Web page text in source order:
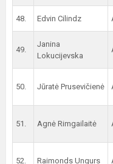
48. Edvin Cilindz
49.
Janina
Lokucijevska
50. Jūratė Prusevičienė
51. Agnė Rimgailaitė
52. Raimonds Ungurs